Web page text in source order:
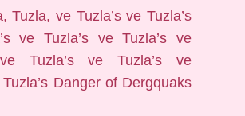
Tuzla, ve Tuzla’s ve Tuzla’s
ve Tuzla’s ve Tuzla’s ve
Tuzla’s ve Tuzla’s ve
Tuzla’s Danger of Dergquaks